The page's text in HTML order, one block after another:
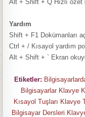
Alt + Shift + Q Hızlı
Yardım
Shift + F1 Dokümanları
Ctrl + / Kısayol yardım
Alt + Shift + ` Ekran
Etiketler:
Bilgisayarlar Klavye
Kısayol Tuşları Klavye
Bilgisayar Dersleri